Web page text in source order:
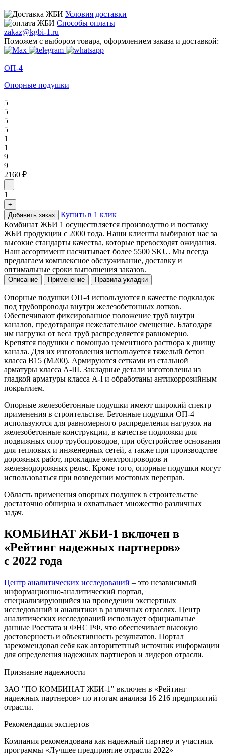
Условия доставки
Способы оплаты
zakaz@kgbi-1.ru
Поможем с выбором товара, оформлением заказа и доставкой:
ОП-4
Опорные подушки
5
5
5
5
1
1
9
9
2160 ₽
-
1
+
Добавить заказ
Купить в 1 клик
Комбинат ЖБИ 1 осуществляется производство и поставку
ЖБИ продукции с 2000 года. Наши клиенты выбирают нас за
высокие стандарты качества, которые превосходят ожидания.
Наш ассортимент насчитывает более 5500 SKU. Мы всегда
предлагаем комплексное обслуживание, доставку и
оптимальные сроки выполнения заказов.
Описание Применение Правила укладки
Опорные подушки ОП-4 используются в качестве подкладок
под трубопроводы внутри железобетонных лотков.
Обеспечивают фиксированное положение труб внутри
каналов, предотвращая нежелательное смещение. Благодаря
им нагрузка от веса труб распределяется равномерно.
Крепятся подушки с помощью цементного раствора к днищу
канала. Для их изготовления используется тяжелый бетон
класса B15 (М200). Армируются сетками из стальной
арматуры класса A-III. Закладные детали изготовлены из
гладкой арматуры класса A-I и обработаны антикоррозийным
покрытием.
Опорные железобетонные подушки имеют широкий спектр
применения в строительстве. Бетонные подушки ОП-4
используются для равномерного распределения нагрузок на
железобетонные конструкции, в качестве подложки для
подвижных опор трубопроводов, при обустройстве основания
для тепловых и инженерных сетей, а также при производстве
дорожных работ, прокладке электропроводов и
железнодорожных рельс. Кроме того, опорные подушки могут
использоваться при возведении мостовых переправ.
Область применения опорных подушек в строительстве
достаточно обширна и охватывает множество различных
задач.
КОМБИНАТ ЖБИ-1 включен в
«Рейтинг надежных партнеров»
с 2022 года
Центр аналитических исследований – это независимый
информационно-аналитический портал,
специализирующийся на проведении экспертных
исследований и аналитики в различных отраслях. Центр
аналитических исследований использует официальные
данные Росстата и ФНС РФ, что обеспечивает высокую
достоверность и объективность результатов. Портал
зарекомендовал себя как авторитетный источник информации
для определения надежных партнеров и лидеров отрасли.
Признание надежности
ЗАО "ПО КОМБИНАТ ЖБИ-1" включен в «Рейтинг
надежных партнеров» по итогам анализа 16 216 предприятий
отрасли.
Рекомендация экспертов
Компания рекомендована как надежный партнер и участник
программы «Лучшее предприятие отрасли 2022»